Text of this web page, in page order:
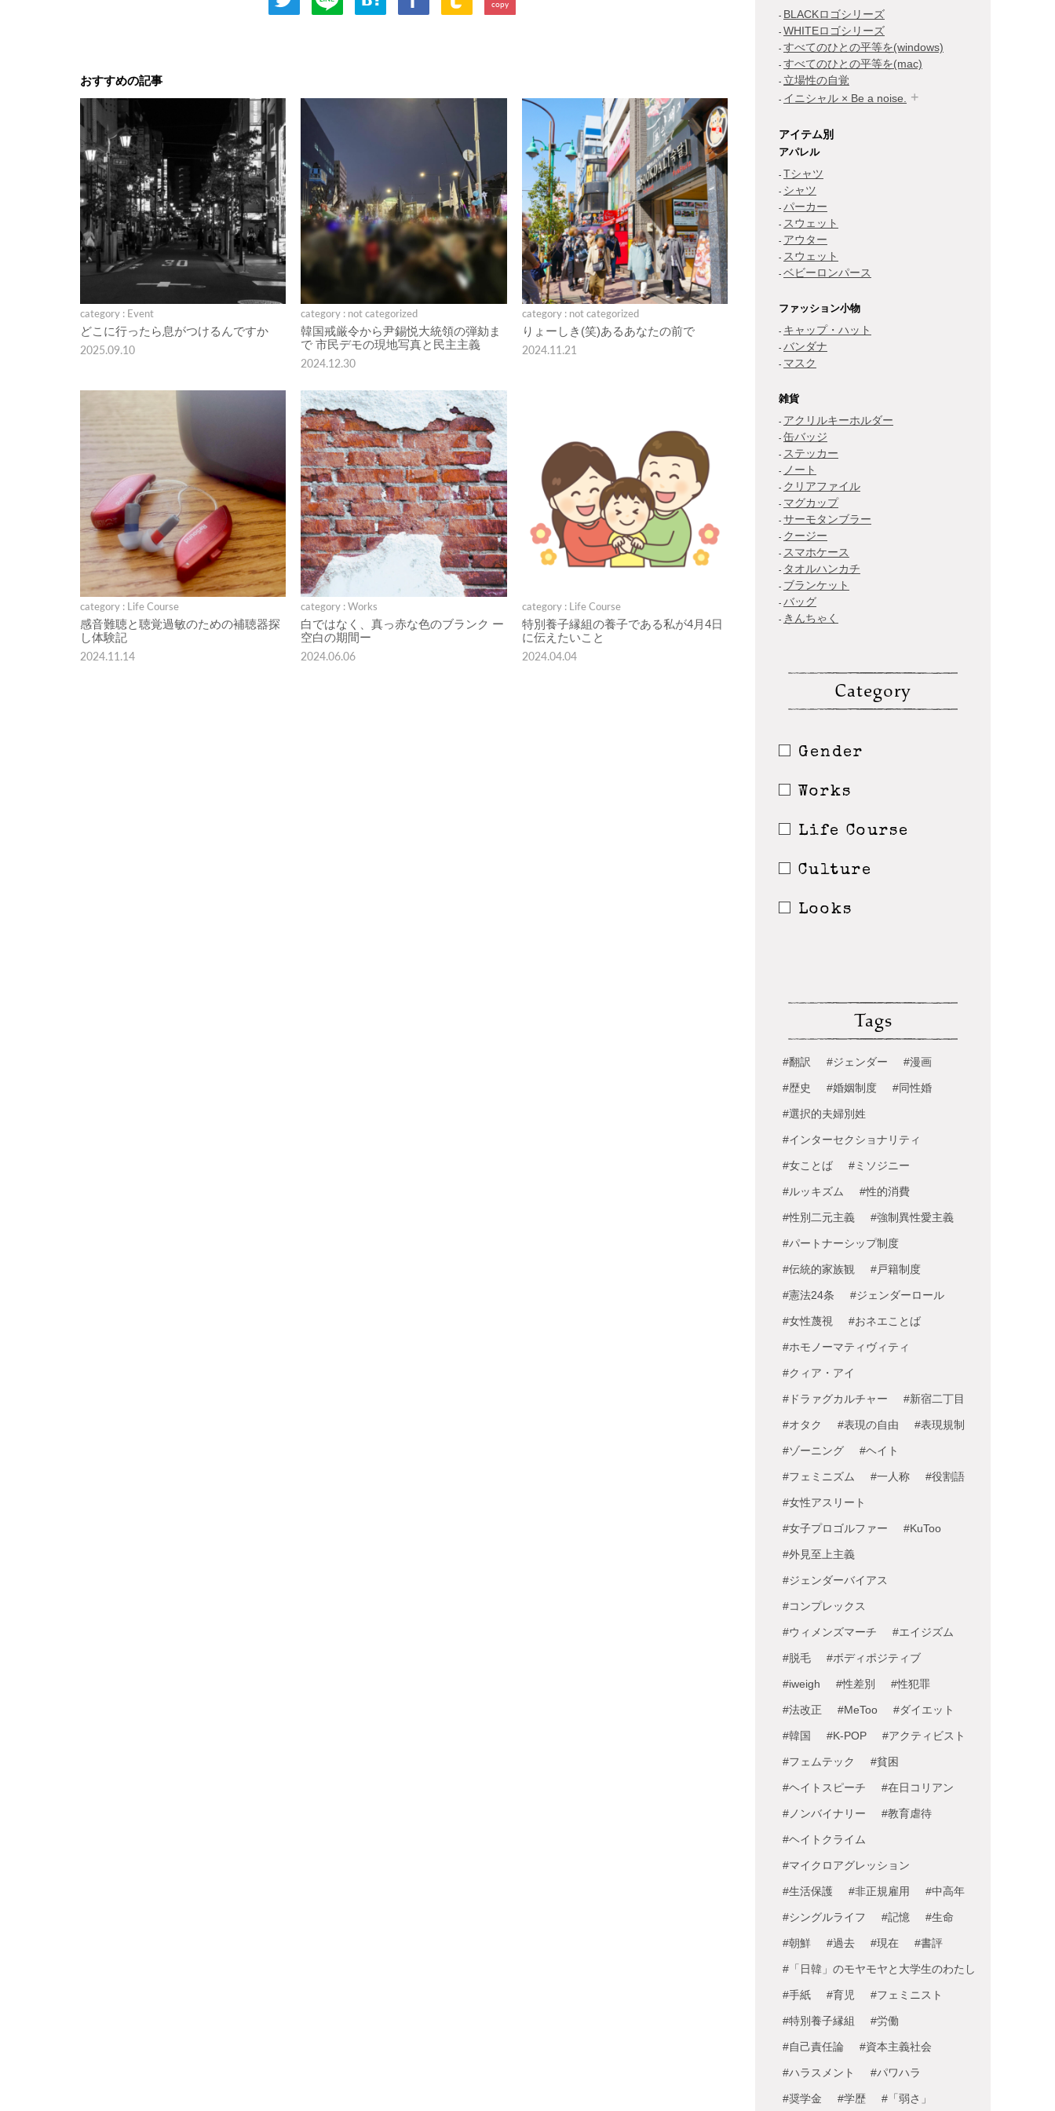
copy
おすすめの記事
category : Event
どこに行ったら息がつけるんですか
2025.09.10
category : not categorized
韓国戒厳令から尹錫悦大統領の弾劾ま
で 市民デモの現地写真と民主主義
2024.12.30
category : not categorized
りょーしき(笑)あるあなたの前で
2024.11.21
category : Life Course
感音難聴と聴覚過敏のための補聴器探
し体験記
2024.11.14
category : Works
白ではなく、真っ赤な色のブランク ー
空白の期間ー
2024.06.06
category : Life Course
特別養子縁組の養子である私が4月4日
に伝えたいこと
2024.04.04
BLACKロゴシリーズ
WHITEロゴシリーズ
すべてのひとの平等を(windows)
すべてのひとの平等を(mac)
立場性の自覚
イニシャル × Be a noise.
アイテム別
アパレル
Tシャツ
シャツ
パーカー
スウェット
アウター
スウェット
ベビーロンパース
ファッション小物
キャップ・ハット
バンダナ
マスク
雑貨
アクリルキーホルダー
缶バッジ
ステッカー
ノート
クリアファイル
マグカップ
サーモタンブラー
クージー
スマホケース
タオルハンカチ
ブランケット
バッグ
きんちゃく
Category
Gender
Works
Life Course
Culture
Looks
Tags
#翻訳 #ジェンダー #漫画
#歴史 #婚姻制度 #同性婚
#選択的夫婦別姓
#インターセクショナリティ
#女ことば #ミソジニー
#ルッキズム #性的消費
#性別二元主義 #強制異性愛主義
#パートナーシップ制度
#伝統的家族観 #戸籍制度
#憲法24条 #ジェンダーロール
#女性蔑視 #おネエことば
#ホモノーマティヴィティ
#クィア・アイ
#ドラァグカルチャー #新宿二丁目
#オタク #表現の自由 #表現規制
#ゾーニング #ヘイト
#フェミニズム #一人称 #役割語
#女性アスリート
#女子プロゴルファー #KuToo
#外見至上主義
#ジェンダーバイアス
#コンプレックス
#ウィメンズマーチ #エイジズム
#脱毛 #ボディポジティブ
#iweigh #性差別 #性犯罪
#法改正 #MeToo #ダイエット
#韓国 #K-POP #アクティビスト
#フェムテック #貧困
#ヘイトスピーチ #在日コリアン
#ノンバイナリー #教育虐待
#ヘイトクライム
#マイクロアグレッション
#生活保護 #非正規雇用 #中高年
#シングルライフ #記憶 #生命
#朝鮮 #過去 #現在 #書評
#「日韓」のモヤモヤと大学生のわたし
#手紙 #育児 #フェミニスト
#特別養子縁組 #労働
#自己責任論 #資本主義社会
#ハラスメント #パワハラ
#奨学金 #学歴 #「弱さ」